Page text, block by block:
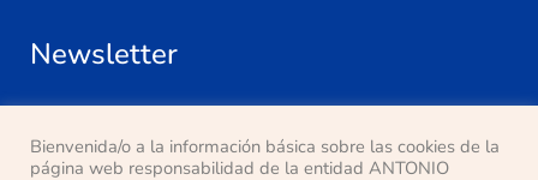
Newsletter
Bienvenida/o a la información básica sobre las cookies de la
página web responsabilidad de la entidad ANTONIO